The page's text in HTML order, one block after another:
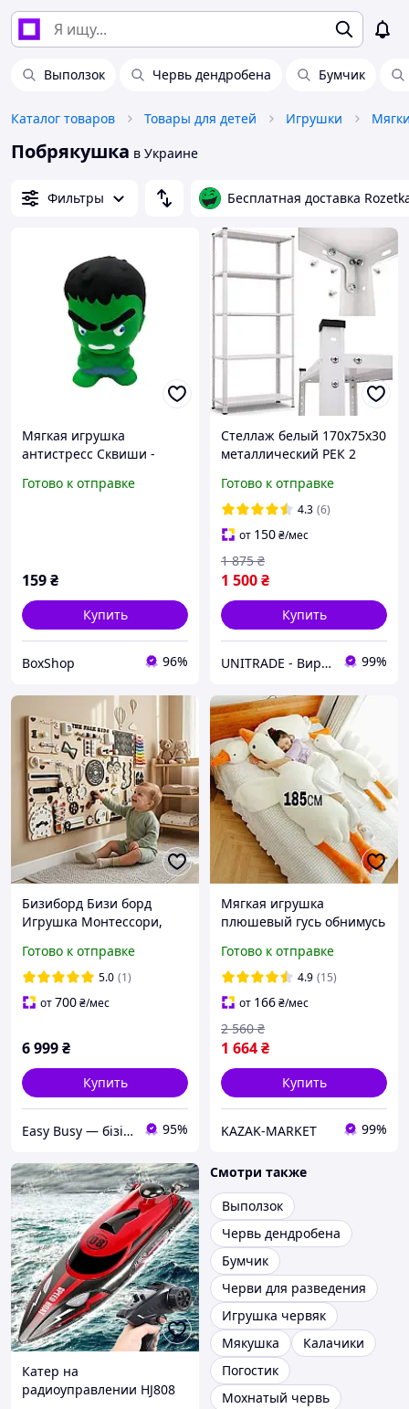
Выползок Червь дендробена Бумчик
Каталог товаров Товары для детей Игрушки
Побрякушка в Украине
Фильтры Бесплатная доставка
Мягкая игрушка
антистресс Сквиши -
2004)
Готово к отправке
159₴
Купить
BoxShop 96%
Стеллаж белый 170х75х30
металлический РЕК 2
одежды цветов игрушек
ванной ikea меткас бу
Готово к отправке
4.3 (6)
от 150₴/мес
1 500₴
1 875 ₴
Купить
UNITRADE - Виробник Завод Стеллажи Сейфы Товары для Дома и Бизнеса Бесплатные Доставки 💛💙 99%
Бизиборд Бизи борд
Игрушка Монтессори,
Подарок на Год ребенку
Бизикуб
Готово к отправке
5.0 (1)
от700₴/мес
6 999₴
Купить
Easy Busy — бізіборди та реабілітаційні дошки для дітей і дорослих 95%
Мягкая игрушка
плюшевый гусь обнимусь
большой гусь антистресс
Готово к отправке
4.9 (15)
от 166₴/мес
1 664₴
2 560 ₴
Купить
KAZAK-MARKET 99%
Катер на
радиоуправлении HJ808
Смотри также
Выползок
Червь дендробена
Бумчик
Черви для разведения
Игрушка червяк
Мякушка
Калачики
Погостик
Мохнатый червь